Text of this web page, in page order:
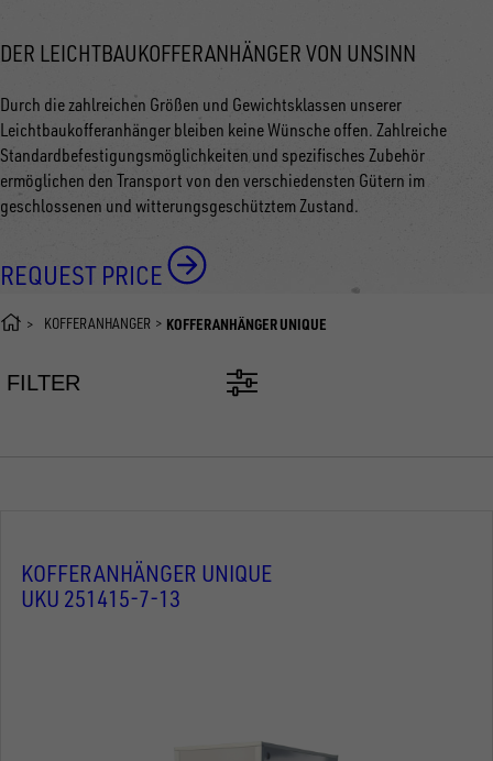
DER LEICHTBAUKOFFERANHÄNGER VON UNSINN
Durch die zahlreichen Größen und Gewichtsklassen unserer
Leichtbaukofferanhänger bleiben keine Wünsche offen. Zahlreiche
Standardbefestigungsmöglichkeiten und spezifisches Zubehör
ermöglichen den Transport von den verschiedensten Gütern im
geschlossenen und witterungsgeschütztem Zustand.
REQUEST PRICE
KOFFERANHÄNGER KOFFERANHÄNGER UNIQUE
FILTER
KOFFERANHÄNGER UNIQUE
UKU 251415-7-13